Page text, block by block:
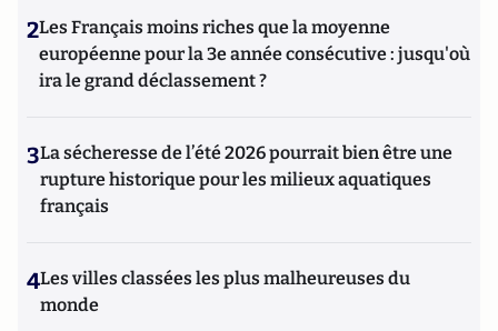
2Les Français moins riches que la moyenne
européenne pour la 3e année consécutive : jusqu'où
ira le grand déclassement ?
3La sécheresse de l’été 2026 pourrait bien être une
rupture historique pour les milieux aquatiques
français
4Les villes classées les plus malheureuses du
monde